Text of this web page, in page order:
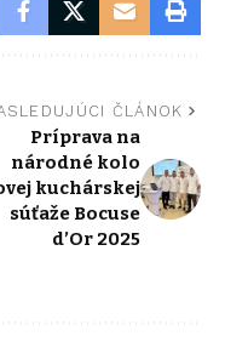
ČLÁNOK
Príprava na
národné kolo
kuchárskej
súťaže Bocuse
d’Or 2025